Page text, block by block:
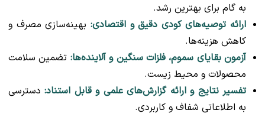
به گام برای بهترین رشد.
ارائه توصیه‌های کودی دقیق و اقتصادی: بهینه‌سازی مصرف و
کاهش هزینه‌ها.
آزمون بقایای سموم، فلزات سنگین و آلاینده‌ها: تضمین سلامت
محصولات و محیط زیست.
تفسیر نتایج و ارائه گزارش‌های علمی و قابل استناد:دسترسی
به اطلاعاتی شفاف و کاربردی.